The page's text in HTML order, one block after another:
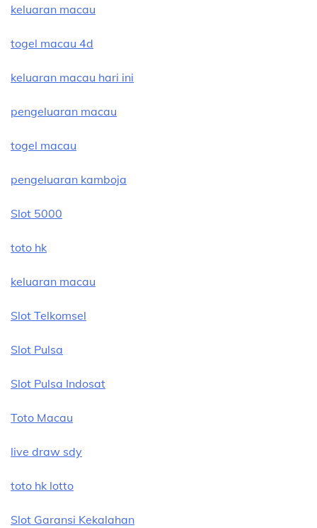
keluaran macau
togel macau 4d
keluaran macau hari ini
pengeluaran macau
togel macau
pengeluaran kamboja
Slot 5000
toto hk
keluaran macau
Slot Telkomsel
Slot Pulsa
Slot Pulsa Indosat
Toto Macau
live draw sdy
toto hk lotto
Slot Garansi Kekalahan